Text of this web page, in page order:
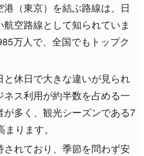
（東京）を結ぶ路線は、日
空路線として知られていま
万人で、全国でもトップク
休日で大きな違いが見られ
ス利用が約半数を占める一
多く、観光シーズンである7
ります。
れており、季節を問わず安